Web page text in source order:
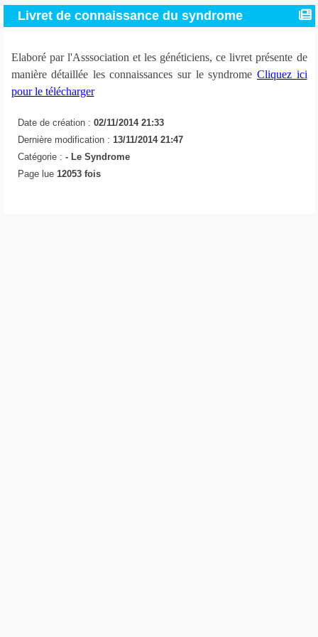
Livret de connaissance du syndrome
Elaboré par l'Asssociation et les généticiens, ce livret présente de
manière détaillée les connaissances sur le syndrome Cliquez ici
pour le télécharger
Date de création : 02/11/2014 21:33
Dernière modification : 13/11/2014 21:47
Catégorie : - Le Syndrome
Page lue 12053 fois